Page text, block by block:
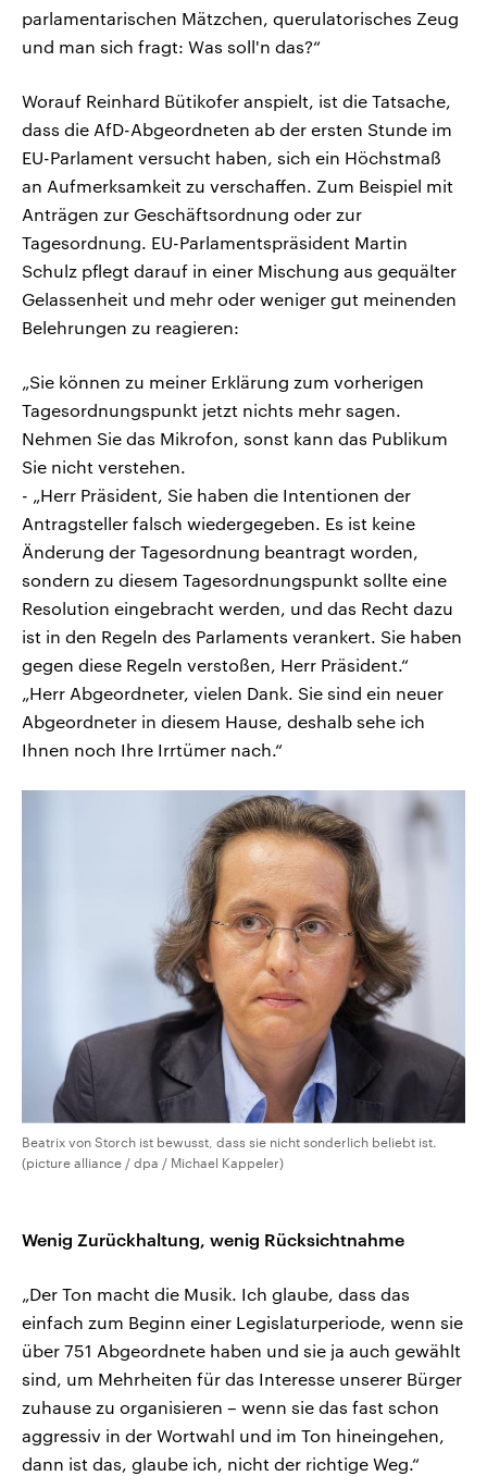
parlamentarischen Mätzchen, querulatorisches Zeug
und man sich fragt: Was soll'n das?“
Worauf Reinhard Bütikofer anspielt, ist die Tatsache,
dass die AfD-Abgeordneten ab der ersten Stunde im
EU-Parlament versucht haben, sich ein Höchstmaß
an Aufmerksamkeit zu verschaffen. Zum Beispiel mit
Anträgen zur Geschäftsordnung oder zur
Tagesordnung. EU-Parlamentspräsident Martin
Schulz pflegt darauf in einer Mischung aus gequälter
Gelassenheit und mehr oder weniger gut meinenden
Belehrungen zu reagieren:
„Sie können zu meiner Erklärung zum vorherigen
Tagesordnungspunkt jetzt nichts mehr sagen.
Nehmen Sie das Mikrofon, sonst kann das Publikum
Sie nicht verstehen.
- „Herr Präsident, Sie haben die Intentionen der
Antragsteller falsch wiedergegeben. Es ist keine
Änderung der Tagesordnung beantragt worden,
sondern zu diesem Tagesordnungspunkt sollte eine
Resolution eingebracht werden, und das Recht dazu
ist in den Regeln des Parlaments verankert. Sie haben
gegen diese Regeln verstoßen, Herr Präsident.“
„Herr Abgeordneter, vielen Dank. Sie sind ein neuer
Abgeordneter in diesem Hause, deshalb sehe ich
Ihnen noch Ihre Irrtümer nach.“
Beatrix von Storch ist bewusst, dass sie nicht sonderlich beliebt ist.
(picture alliance / dpa / Michael Kappeler)
Wenig Zurückhaltung, wenig Rücksichtnahme
„Der Ton macht die Musik. Ich glaube, dass das
einfach zum Beginn einer Legislaturperiode, wenn sie
über 751 Abgeordnete haben und sie ja auch gewählt
sind, um Mehrheiten für das Interesse unserer Bürger
zuhause zu organisieren – wenn sie das fast schon
aggressiv in der Wortwahl und im Ton hineingehen,
dann ist das, glaube ich, nicht der richtige Weg.“